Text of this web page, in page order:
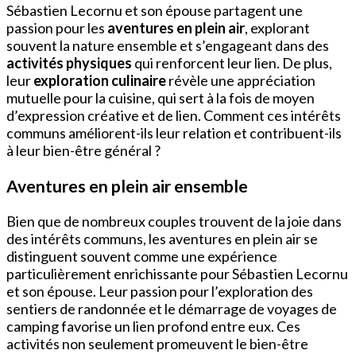
Sébastien Lecornu et son épouse partagent une
passion pour les aventures en plein air, explorant
souvent la nature ensemble et s’engageant dans des
activités physiques qui renforcent leur lien. De plus,
leurexploration culinairerévèle une appréciation
mutuelle pour la cuisine, qui sert à la fois de moyen
d’expression créative et de lien. Comment ces intérêts
communs améliorent-ils leur relation et contribuent-ils
à leur bien-être général ?
Aventures en plein air ensemble
Bien que de nombreux couples trouvent de la joie dans
des intérêts communs, les aventures en plein air se
distinguent souvent comme une expérience
particulièrement enrichissante pour Sébastien Lecornu
et son épouse. Leur passion pour l’exploration des
sentiers de randonnée et le démarrage de voyages de
camping favorise un lien profond entre eux. Ces
activités non seulement promeuvent le bien-être